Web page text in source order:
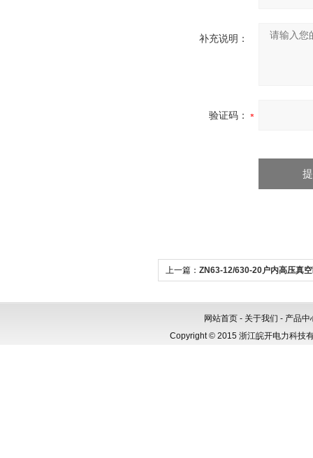
补充说明：
验证码：
上一篇： ZN63-12/630-20户内高压真
网站首页 - 关于我们 - 产品中
Copyright © 2015 浙江皖开电力科技